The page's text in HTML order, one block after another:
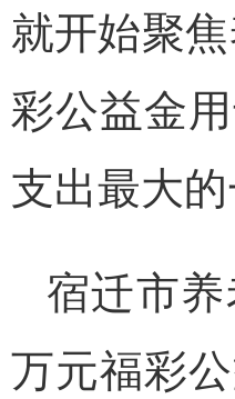
就开始聚
彩公益金
支出最大的
宿迁市
万元福彩